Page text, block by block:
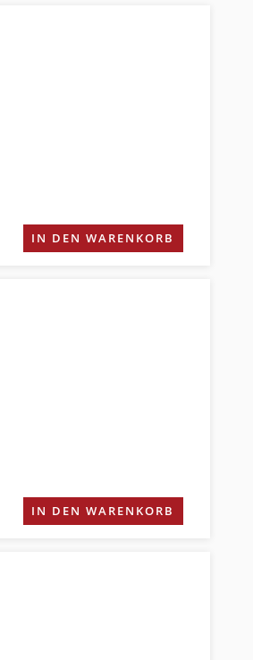
IN DEN WARENKORB
IN DEN WARENKORB